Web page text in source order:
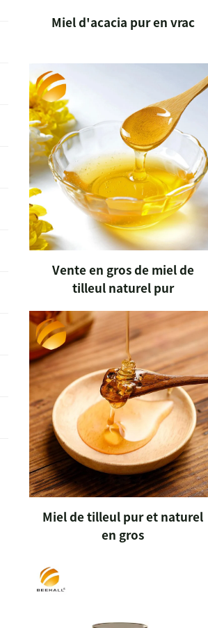
Miel d'acacia pur en vrac
Vente en gros de miel de
tilleul naturel pur
Miel de tilleul pur et naturel
en gros